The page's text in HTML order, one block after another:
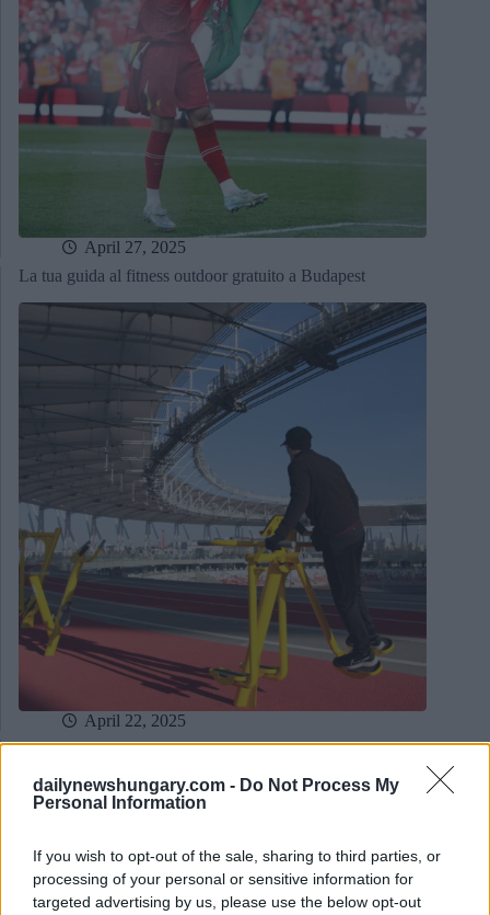
dailynewshungary.com - Do Not Process My
Personal Information
If you wish to opt-out of the sale, sharing to third parties, or
processing of your personal or sensitive information for
targeted advertising by us, please use the below opt-out
April 27, 2025
La tua guida al fitness outdoor gratuito a Budapest
April 22, 2025
Cambiamenti di traffico: chiusure in diversi quartieri di